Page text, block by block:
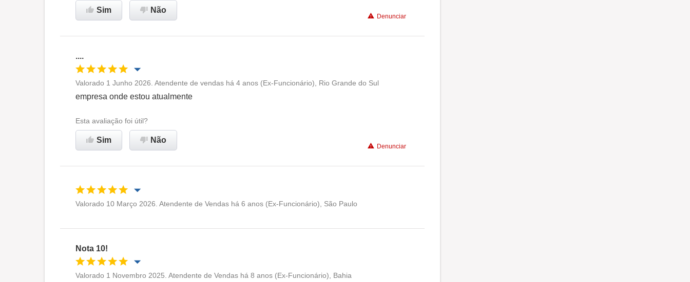
Sim Não
Denunciar
....
Oportunidade de promoção
Ambiente de trabalho
Recomenda esta empresa
Valorado 1 Junho 2026. Atendente de vendas há 4 anos (Ex-Funcionário), Rio Grande do Sul
empresa onde estou atualmente
Esta avaliação foi útil?
Sim Não
Denunciar
Valorado 10 Março 2026. Atendente de Vendas há 6 anos (Ex-Funcionário), São Paulo
Nota 10!
Valorado 1 Novembro 2025. Atendente de Vendas há 8 anos (Ex-Funcionário), Bahia